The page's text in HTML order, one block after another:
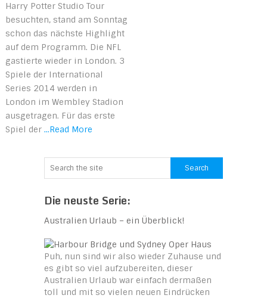
Harry Potter Studio Tour
besuchten, stand am Sonntag
schon das nächste Highlight
auf dem Programm. Die NFL
gastierte wieder in London. 3
Spiele der International
Series 2014 werden in
London im Wembley Stadion
ausgetragen. Für das erste
Spiel der ...Read More
Die neuste Serie:
Australien Urlaub – ein Überblick!
Puh, nun sind wir also wieder Zuhause und
es gibt so viel aufzubereiten, dieser
Australien Urlaub war einfach dermaßen
toll und mit so vielen neuen Eindrücken